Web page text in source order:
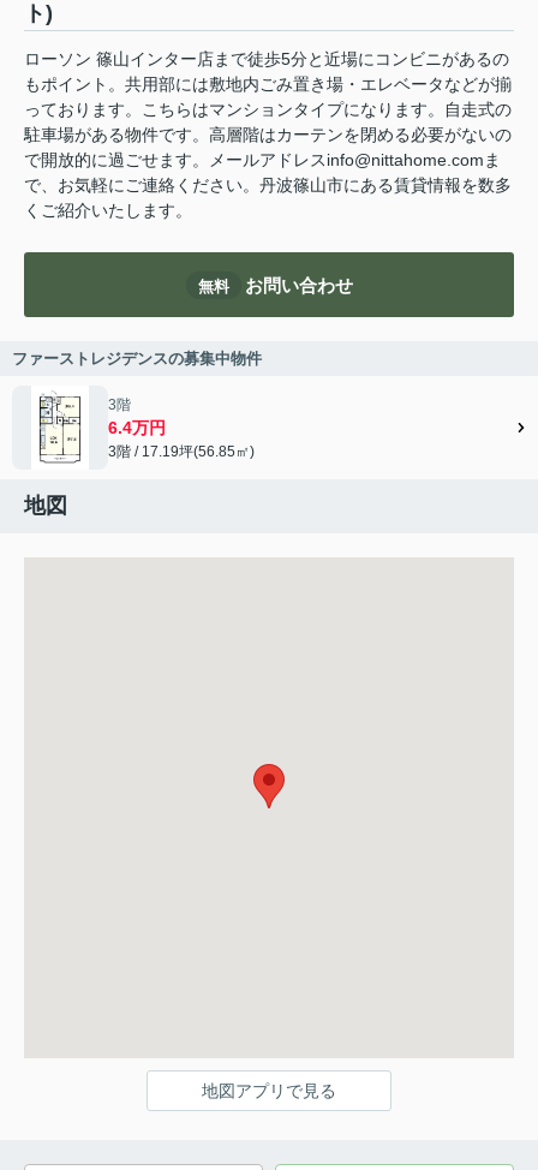
ト)
ローソン 篠山インター店まで徒歩5分と近場にコンビニがあるの
もポイント。共用部には敷地内ごみ置き場・エレベータなどが揃
っております。こちらはマンションタイプになります。自走式の
駐車場がある物件です。高層階はカーテンを閉める必要がないの
で開放的に過ごせます。メールアドレスinfo@nittahome.comま
で、お気軽にご連絡ください。丹波篠山市にある賃貸情報を数多
くご紹介いたします。
無料 お問い合わせ
ファーストレジデンスの募集中物件
3階
6.4万円
3階 / 17.19坪(56.85㎡)
地図
地図アプリで見る